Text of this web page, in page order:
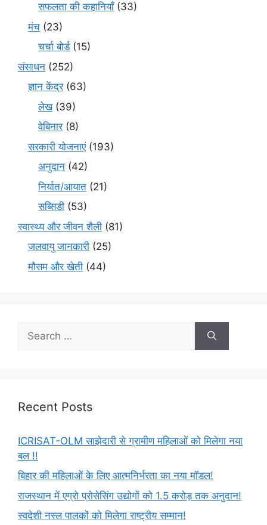
सफलता की कहानियाँ(33)
मंच (23)
चर्चा बोर्ड(15)
संसाधन (252)
ज्ञान केंद्र(63)
लेख(39)
वेबिनार(8)
सरकारी योजनाएं(193)
अनुदान (42)
निर्यात/आयात (21)
सब्सिडी (53)
स्वास्थ्य और जीवन शैली (81)
जलवायु जानकारी (25)
मौसम और खेती (44)
Recent Posts
ICRISAT-OLM साझेदारी से ग्रामीण महिलाओं को मिलेगा नया
बल !!
बिहार की महिलाओं के लिए आत्मनिर्भरता का नया मॉडल!
राजस्थान में एग्रो प्रोसेसिंग उद्योगों को 1.5 करोड़ तक अनुदान!
स्वदेशी नस्ल पालकों को मिलेगा राष्ट्रीय सम्मान!